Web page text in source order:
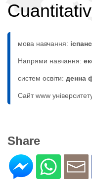
мова навчання:
Напрями навчання:
систем освіти: денна
Сайт www
Share